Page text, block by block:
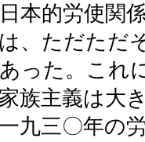
本的労使関
、ただただ
った。これ
族主義は大
九三〇年の